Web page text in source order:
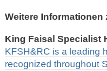
Weitere Informationen
King Faisal Specialist
KFSH&RC is a leading
recognized throughout